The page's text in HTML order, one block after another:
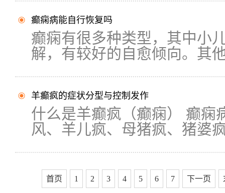
癫痫病能自行恢复吗
癫痫有很多种类型，其中小
解，有较好的自愈倾向。其
羊癫疯的症状分型与控制发作
什么是羊癫疯（癫痫） 癫痫
风、羊儿疯、母猪疯、猪婆
首页 1 2 3 4 5 6 7 下一页